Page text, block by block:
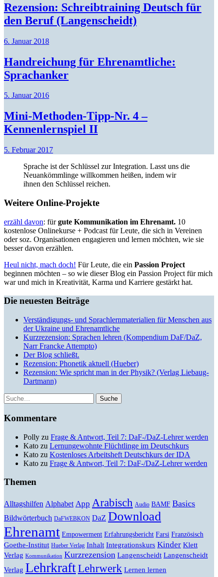
Rezension: Schreibtraining Deutsch für
den Beruf (Langenscheidt)
6. Januar 2018
Handreichung für Ehrenamtliche:
Sprachanker
5. Januar 2016
Mini-Methoden-Tipp-Nr. 4 –
Kennenlernspiel II
5. Februar 2017
Sprache ist der Schlüssel zur Integration. Lasst uns die
Neuankömmlinge willkommen heißen, indem wir
ihnen den Schlüssel reichen.
Weitere Online-Projekte
erzähl davon: fürgute Kommunikation im Ehrenamt. 10
kostenlose Onlinekurse + Podcast für Leute, die sich in Vereinen
oder soz. Organisationen engagieren und lernen möchten, wie sie
besser davon erzählen.
Heul nicht, mach doch! Für Leute, die ein Passion Project
beginnen möchten – so wie dieser Blog ein Passion Project für mich
war und mich in Kreativität, Karma und Karriere gestärkt hat.
Die neuesten Beiträge
Verständigungs- und Sprachlernmaterialien für Menschen aus
der Ukraine und Ehrenamtliche
Kurzrezension: Sprachen lehren (Kompendium DaF/DaZ,
Narr Francke Attempto)
Der Blog schließt.
Rezension: Phonetik aktuell (Hueber)
Rezension: Wie spricht man in der Physik? (Verlag Liebaug-
Dartmann)
Suche
Kommentare
Polly zu Frage & Antwort, Teil 7: DaF-/DaZ-Lehrer werden
Kato zu Lernungewohnte Flüchtlinge im Deutschkurs
Kato zu Kostenloses Arbeitsheft Deutschkurs der IDA
Kato zu Frage & Antwort, Teil 7: DaF-/DaZ-Lehrer werden
Themen
Alltagshilfen Alphabet App Arabisch Audio BAMF Basics
Bildwörterbuch DaFWEBKON DaZ Download
Ehrenamt Empowerment Erfahrungsbericht Farsi Französisch
Goethe-Institut Hueber Verlag Inhalt Integrationskurs Kinder Klett
Verlag Kommunikation Kurzrezension Langenscheidt Langenscheidt
Verlag LehrkraftLehrwerk Lernen lernen